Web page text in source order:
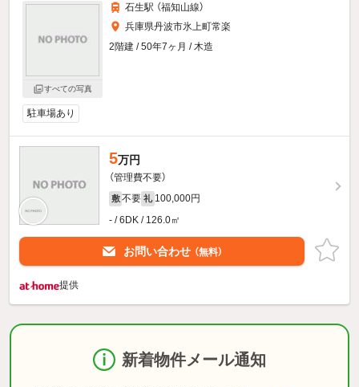
すべての写真
石生駅 （福知山線）
兵庫県丹波市氷上町常楽
2階建 / 50年7ヶ月 / 木造
駐車場あり
5万円
（管理費不要）
敷 不要 礼 100,000円
- / 6DK / 126.0㎡
お問い合わせ （無料）
提供
新着物件メール通知